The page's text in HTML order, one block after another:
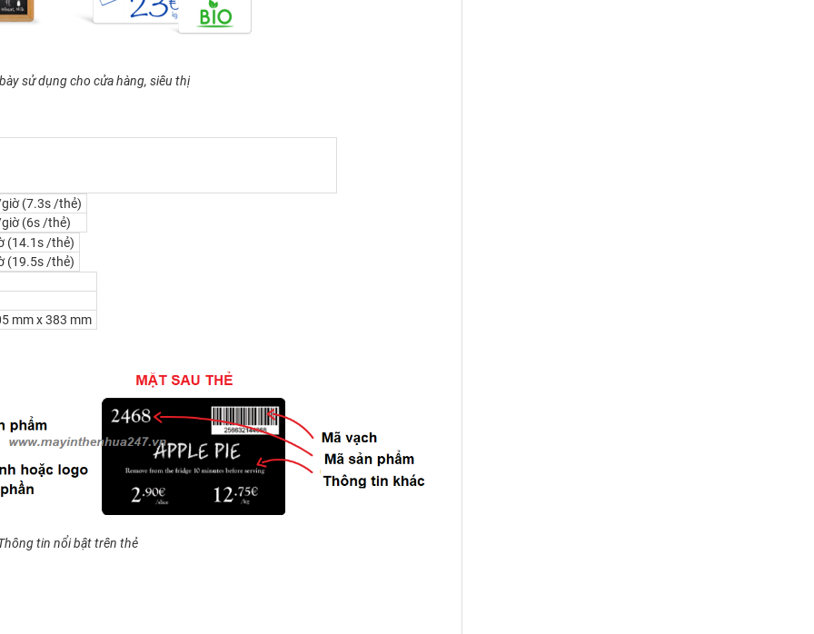
sử dụng cho cửa hàng, siêu thị
(7.3s /thẻ)
(6s /thẻ)
(14.1s /thẻ)
(19.5s /thẻ)
mm x 383 mm
tin nổi bật trên thẻ